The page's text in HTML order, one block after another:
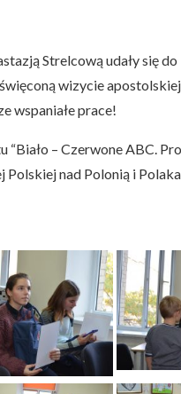
Strelcową udały się
wizycie apostolskiej
wspaniałe prace!
– Czerwone ABC.
nad Polonią i